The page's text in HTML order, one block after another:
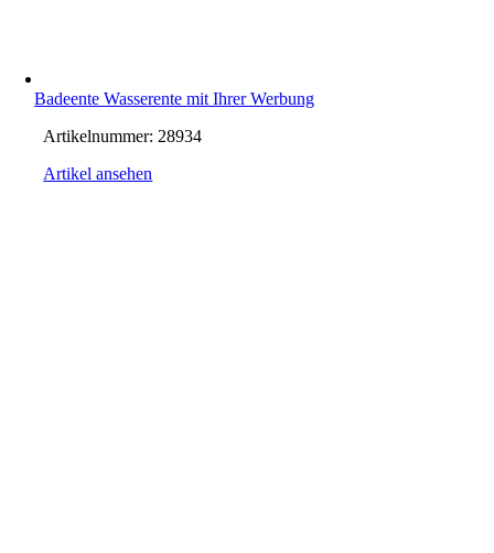
Badeente Wasserente mit Ihrer Werbung
Artikelnummer: 28934
Artikel ansehen